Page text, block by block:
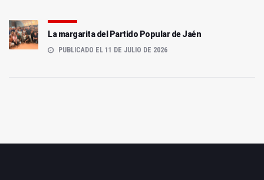
La margarita del Partido Popular de Jaén
PUBLICADO EL 11 DE JULIO DE 2026